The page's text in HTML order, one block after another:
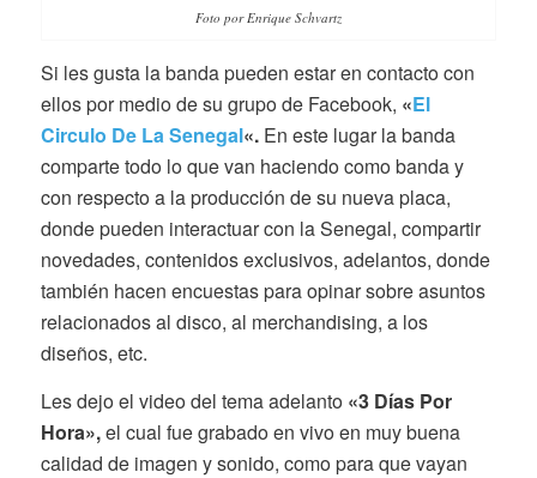
Foto por Enrique Schvartz
Si les gusta la banda pueden estar en contacto con
ellos por medio de su grupo de Facebook, «El
Circulo De La Senegal«.En este lugar la banda
comparte todo lo que van haciendo como banda y
con respecto a la producción de su nueva placa,
donde pueden interactuar con la Senegal, compartir
novedades, contenidos exclusivos, adelantos, donde
también hacen encuestas para opinar sobre asuntos
relacionados al disco, al merchandising, a los
diseños, etc.
Les dejo el video del tema adelanto «3 Días Por
Hora»,el cual fue grabado en vivo en muy buena
calidad de imagen y sonido, como para que vayan